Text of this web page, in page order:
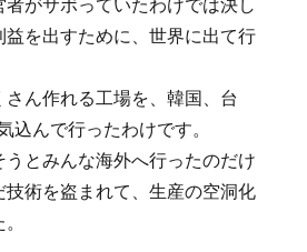
を出すために、世界に出て行
ん作れる工場を、韓国、台
んで行ったわけです。
とみんな海外へ行ったのだけ
技術を盗まれて、生産の空洞化